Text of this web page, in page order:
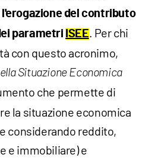
del contributo
parametri ISEE. Per chi
con questo acronimo,
Situazione Economica
che permette di
la situazione economica
considerando reddito,
e immobiliare) e